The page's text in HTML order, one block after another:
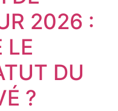
2026 :
LE
DU
?